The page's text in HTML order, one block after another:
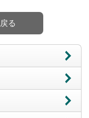
る